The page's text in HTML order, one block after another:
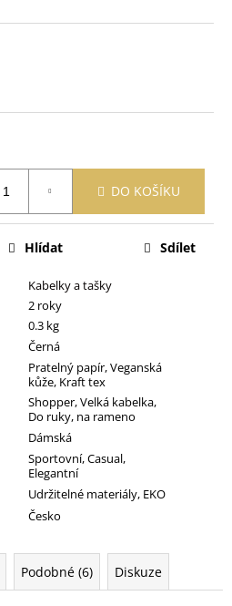
DO KOŠÍKU
Kabelky a tašky
2 roky
0.3 kg
Černá
Pratelný papír, Veganská
kůže, Kraft tex
Shopper, Velká kabelka,
Do ruky, na rameno
Dámská
Sportovní, Casual,
Elegantní
Udržitelné materiály, EKO
Česko
Hlídat Sdílet
Podobné (6) Diskuze